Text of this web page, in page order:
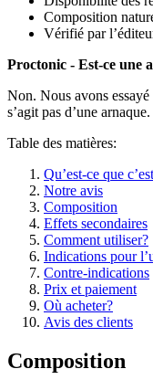
Composition
Vérifié par
Proctonic - Est-ce une
Non. Nous avons
s’agit pas d’une arnaque.
Table des matières:
Qu’est-ce que
Notre avis
Composition
Effets secondaires
Comment utiliser?
Indications pour
Contre-indications
Prix et paiement
Où acheter?
Avis des clients
Composition